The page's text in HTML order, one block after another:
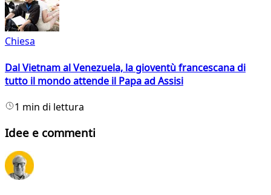
Chiesa
Dal Vietnam al Venezuela, la gioventù francescana di
tutto il mondo attende il Papa ad Assisi
1 min di lettura
Idee e commenti